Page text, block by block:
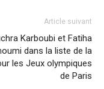
Article suivant
Karboubi et Fatiha
dans la liste de la
les Jeux olympiques
de Paris